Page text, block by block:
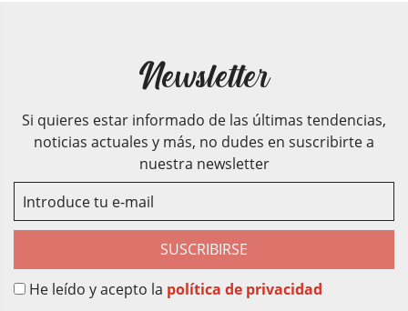
Newsletter
Si quieres estar informado de las últimas tendencias,
noticias actuales y más, no dudes en suscribirte a
nuestra newsletter
SUSCRIBIRSE
He leído y acepto la política de privacidad